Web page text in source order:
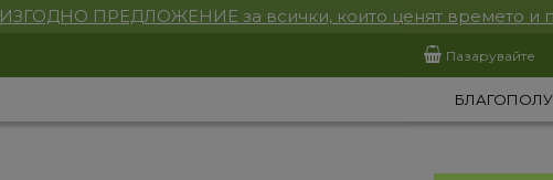
ИЗГОДНО ПРЕДЛОЖЕНИЕ за всички, които ценят времето и
Пазарувайте